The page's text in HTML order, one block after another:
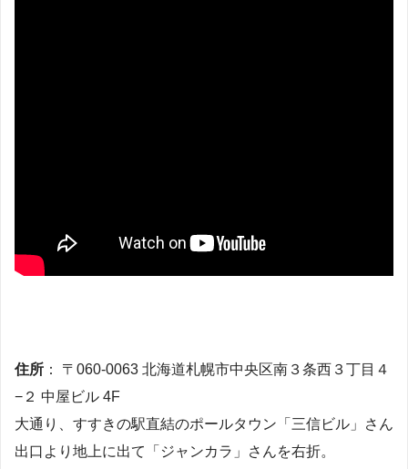
住所 ： 〒060-0063 北海道札幌市中央区南３条西３丁目４
−２ 中屋ビル 4F
大通り、すすきの駅直結のポールタウン「三信ビル」さん
出口より地上に出て「ジャンカラ」さんを右折。